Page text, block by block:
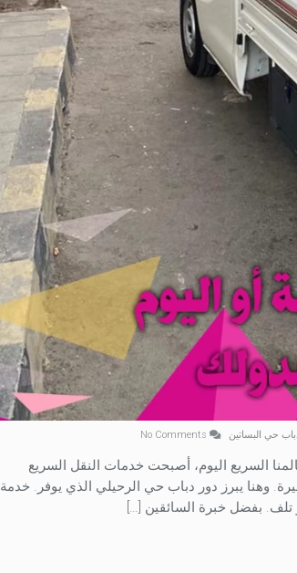
حي البساتين
السريع اليوم، أصبحت خدمات النقل السريع
وهنا يبرز دور دباب حي الرحيلي الذي يوفر. خدمة
بفضل خبرة السائقين […]